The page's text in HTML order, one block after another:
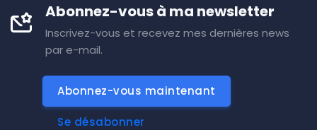
Abonnez-vous à ma newsletter
Inscrivez-vous et recevez mes dernières news
par e-mail.
Abonnez-vous maintenant
Se désabonner